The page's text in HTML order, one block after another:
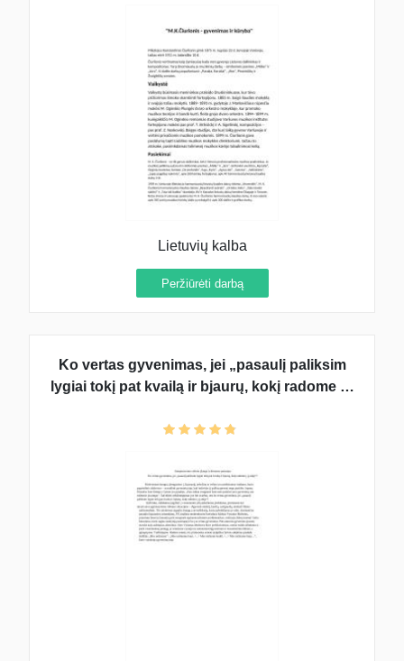
Lietuvių kalba
Peržiūrėti darbą
Ko vertas gyvenimas, jei „pasaulį paliksim
lygiai tokį pat kvailą ir bjaurų, kokį radome į jį